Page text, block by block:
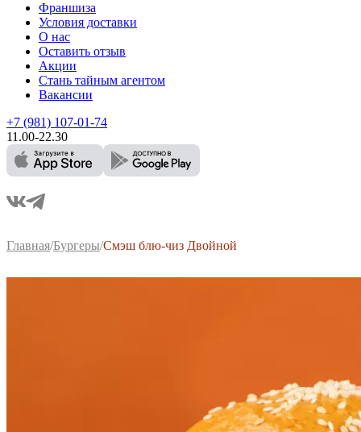
Франшиза
Условия доставки
О нас
Оставить отзыв
Акции
Стань тайным агентом
Вакансии
+7 (981) 107-01-74
11.00-22.30
Главная/Бургеры/Смэш блю-чиз Двойной